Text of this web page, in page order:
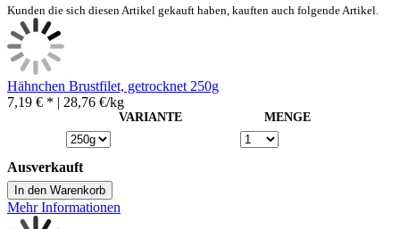
Kunden die sich diesen Artikel gekauft haben, kauften auch folgende Artikel.
Hähnchen Brustfilet, getrocknet 250g
7,19 € * | 28,76 €/kg
VARIANTE MENGE
Ausverkauft
In den Warenkorb
Mehr Informationen